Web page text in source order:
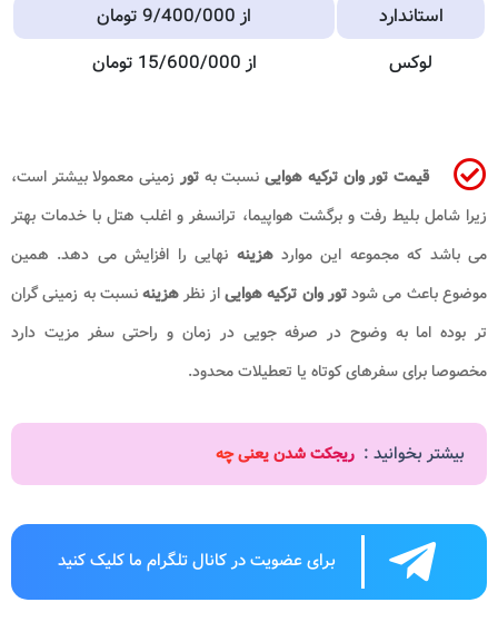
استاندارد
از 9/400/000 تومان
لوکس
از 15/600/000 تومان
قیمت تور وان ترکیه هوایینسبت بهتور زمینی معمولا بیشتر است،
زیرا شامل بلیط رفت و برگشت هواپیما، ترانسفر و اغلب هتل با خدمات بهتر
می باشد که مجموعه این مواردهزینه نهایی را افزایش می دهد. همین
موضوع باعث می شودتور وان ترکیه هواییاز نظرهزینهنسبت به زمینی گران
تر بوده اما به وضوح در صرفه جویی در زمان و راحتی سفر مزیت دارد
مخصوصا برای سفرهای کوتاه یا تعطیلات محدود.
بیشتر بخوانید : ریجکت شدن یعنی چه
برای عضویت در کانال تلگرام ما کلیک کنید